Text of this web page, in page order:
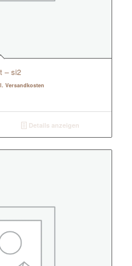
– si2
Versandkosten
Details anzeigen